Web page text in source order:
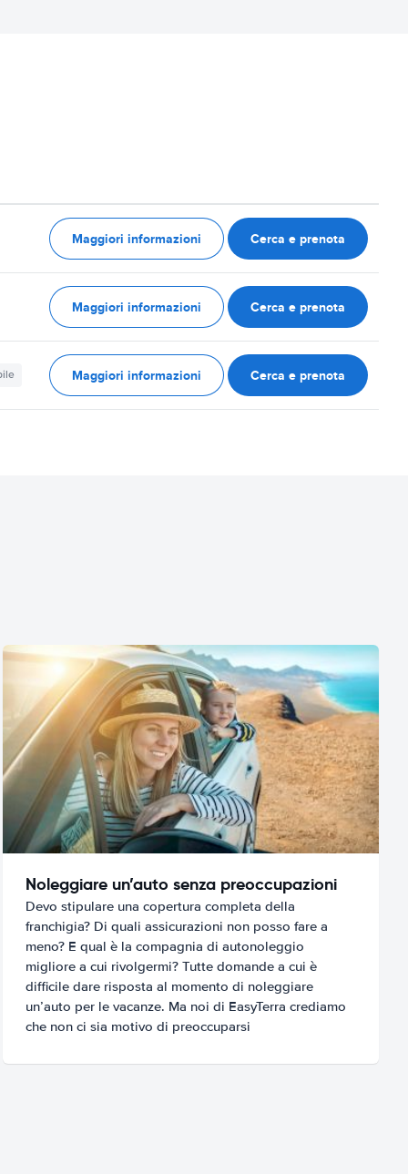
Maggiori informazioni Cerca e prenota
Maggiori informazioni Cerca e prenota
Maggiori informazioni Cerca e prenota
Noleggiare un’auto senza preoccupazioni
Devo stipulare una copertura completa della
franchigia? Di quali assicurazioni non posso fare a
meno? E qual è la compagnia di autonoleggio
migliore a cui rivolgermi? Tutte domande a cui è
difficile dare risposta al momento di noleggiare
un’auto per le vacanze. Ma noi di EasyTerra crediamo
che non ci sia motivo di preoccuparsi